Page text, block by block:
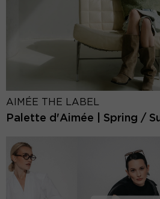
AIMÉE THE LABEL
Palette d'Aimée | Spring /